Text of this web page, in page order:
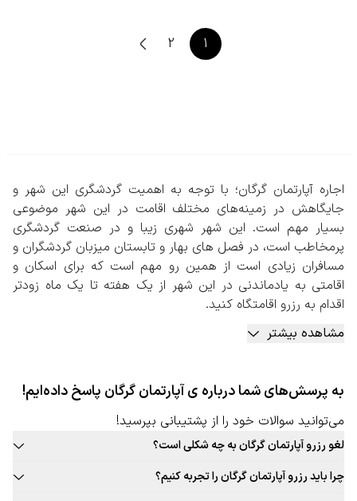
1
2
اجاره آپارتمان گرگان؛ با توجه به اهمیت گردشگری این شهر و
جایگاهش در زمینه‌های مختلف اقامت در این شهر موضوعی
بسیار مهم است. این شهر شهری زیبا و در صنعت گردشگری
پرمخاطب است، در فصل های بهار و تابستان میزبان گردشگران و
مسافران زیادی است از همین رو مهم است که برای اسکان و
اقامتی به یادماندنی در این شهر از یک هفته تا یک ماه زودتر
اقدام به رزرو اقامتگاه کنید.
بنابراین اجاره آپارتمان گرگان یکی از جذاب‌ترین شیوه‌ها رزرو
اقامتگاه در این شهر خواهد بود. اجاره روزانه آپارتمان با تمامی
به نظر می‌رسد. اجاره آپارتمان به دلیل دربست بودن و داشتن
شرایطی مانند منزل شخصی افراد، جذابیت‌های اقامتی بالایی
دارد.
تنوع و گستردگی آپارتمان‌ها در نقاط مختلف این شهر به
خصوص نقاطی که از نظر امکانات و وسایل نقلیه
عمومی(دسترسی به مراکز درمانی، مراکز دانشگاهی، مراکز صنعتی
مشاهده بیشتر
به پرسش‌های شما درباره ی آپارتمان گرگان پاسخ داده‌ایم!
می‌توانید سوالات خود را از پشتیبانی بپرسید!
لغو رزرو آپارتمان گرگان به چه شکلی است؟
قوانین لغو رزرو آپارتمان این شهر به صورت ثابت برای تمامی آپارتمان قابل
ارائه نیست. حتما در زمان رزرو آپارتمان مورد نظر خود به قوانین لغو توجه
چرا باید رزرو آپارتمان گرگان را تجربه کنیم؟